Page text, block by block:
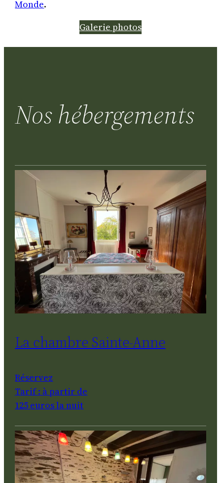
Monde.
Galerie photos
Nos hébergements
La chambre Sainte-Anne
Réservez
Tarif : à partir de
125 euros la nuit